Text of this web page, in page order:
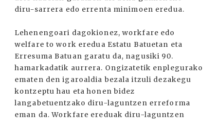
diru-sarrera edo errenta minimoen eredua.
Lehenengoari dagokionez, workfare edo
welfare to work eredua Estatu Batuetan eta
Erresuma Batuan garatu da, nagusiki 90.
hamarkadatik aurrera. Ongizatetik enplegurako
ematen den igaroaldia bezala itzuli dezakegu
kontzeptu hau eta honen bidez
langabetuentzako diru-laguntzen erreforma
eman da. Workfare ereduak diru-laguntzen